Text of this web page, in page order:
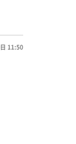
11:50